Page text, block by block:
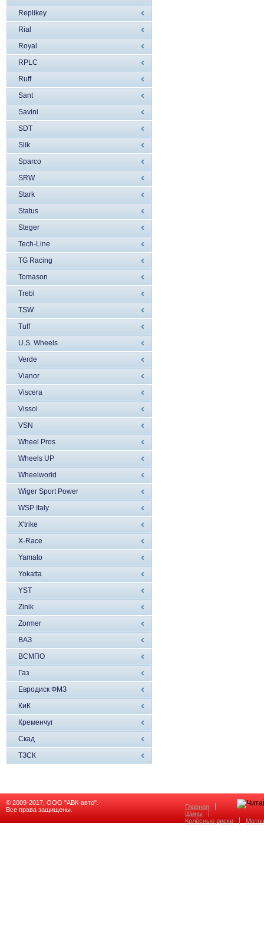
Replikey
Rial
Royal
RPLC
Ruff
Sant
Savini
SDT
Slik
Sparco
SRW
Stark
Status
Steger
Tech-Line
TG Racing
Tomason
Trebl
TSW
Tuff
U.S. Wheels
Verde
Vianor
Viscera
Vissol
VSN
Wheel Pros
Wheels UP
Wheelworld
Wiger Sport Power
WSP Italy
X'trike
X-Race
Yamato
Yokatta
YST
Zinik
Zormer
ВАЗ
ВСМПО
Газ
Евродиск ФМЗ
КиК
Кременчуг
Скад
ТЗСК
© 2009-2017, ООО "АВК-авто".
Все права защищены.
Главная
Шины
Колёсные диски